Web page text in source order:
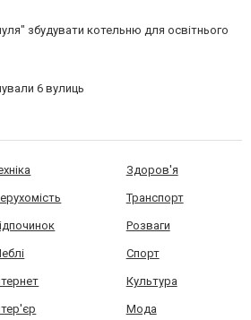
збудувати котельню для освітнього
6 вулиць
Здоров'я
Транспорт
Розваги
Спорт
Культура
Мода